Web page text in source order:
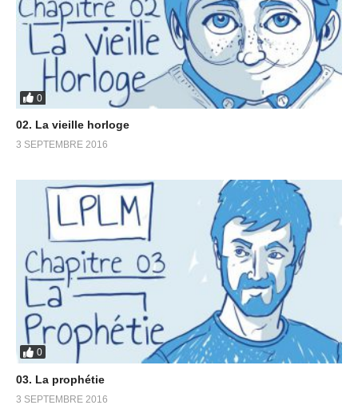
0
02. La vieille horloge
3 SEPTEMBRE 2016
0
03. La prophétie
3 SEPTEMBRE 2016